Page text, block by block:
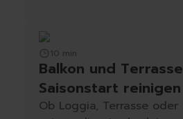
10 min
Balkon und
Saisonstart
Outdoor-Reset
Ob Loggia, Terrasse oder